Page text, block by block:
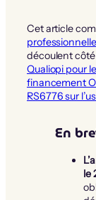
Cet article
professionnelle
découlent
Qualiopi pour
financement
RS6776 sur
En
le